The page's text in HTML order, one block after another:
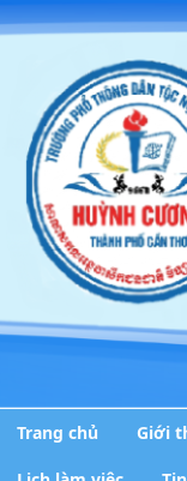
Trang chủ Giới